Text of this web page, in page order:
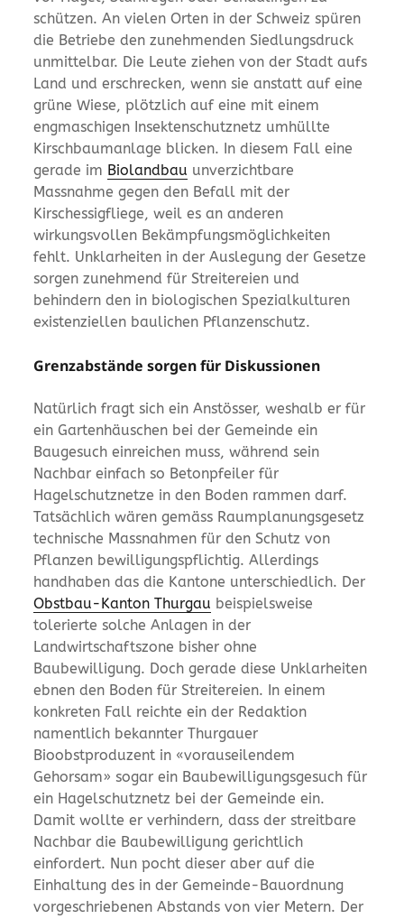
schützen. An vielen Orten in der Schweiz spüren
die Betriebe den zunehmenden Siedlungsdruck
unmittelbar. Die Leute ziehen von der Stadt aufs
Land und erschrecken, wenn sie anstatt auf eine
grüne Wiese, plötzlich auf eine mit einem
engmaschigen Insektenschutznetz umhüllte
Kirschbaumanlage blicken. In diesem Fall eine
gerade im Biolandbau unverzichtbare
Massnahme gegen den Befall mit der
Kirschessigfliege, weil es an anderen
wirkungsvollen Bekämpfungsmöglichkeiten
fehlt. Unklarheiten in der Auslegung der Gesetze
sorgen zunehmend für Streitereien und
behindern den in biologischen Spezialkulturen
existenziellen baulichen Pflanzenschutz.
Grenzabstände sorgen für Diskussionen
Natürlich fragt sich ein Anstösser, weshalb er für
ein Gartenhäuschen bei der Gemeinde ein
Baugesuch einreichen muss, während sein
Nachbar einfach so Betonpfeiler für
Hagelschutznetze in den Boden rammen darf.
Tatsächlich wären gemäss Raumplanungsgesetz
technische Massnahmen für den Schutz von
Pflanzen bewilligungspflichtig. Allerdings
handhaben das die Kantone unterschiedlich. Der
Obstbau-Kanton Thurgau beispielsweise
tolerierte solche Anlagen in der
Landwirtschaftszone bisher ohne
Baubewilligung. Doch gerade diese Unklarheiten
ebnen den Boden für Streitereien. In einem
konkreten Fall reichte ein der Redaktion
namentlich bekannter Thurgauer
Bioobstproduzent in «vorauseilendem
Gehorsam» sogar ein Baubewilligungsgesuch für
ein Hagelschutznetz bei der Gemeinde ein.
Damit wollte er verhindern, dass der streitbare
Nachbar die Baubewilligung gerichtlich
einfordert. Nun pocht dieser aber auf die
Einhaltung des in der Gemeinde-Bauordnung
vorgeschriebenen Abstands von vier Metern. Der